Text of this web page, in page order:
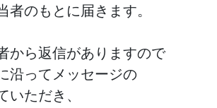
者のもとに届きます。
から返信がありますので
沿ってメッセージの
いただき、